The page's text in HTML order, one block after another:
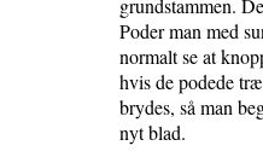
grundstammen.
Poder man med
normalt se at
hvis de podede
brydes, så man
nyt blad.